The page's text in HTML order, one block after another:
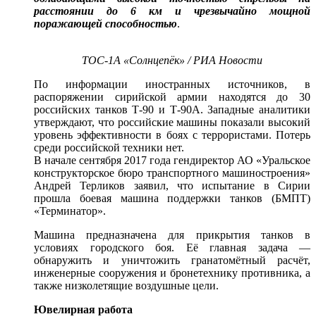
расстоянии до 6 км и чрезвычайно мощной
поражающей способностью.
ТОС-1А «Солнцепёк» / РИА Новости
По информации иностранных источников, в
распоряжении сирийской армии находятся до 30
российских танков Т-90 и Т-90А. Западные аналитики
утверждают, что российские машины показали высокий
уровень эффективности в боях с террористами. Потерь
среди российской техники нет.
В начале сентября 2017 года гендиректор АО «Уральское
конструкторское бюро транспортного машиностроения»
Андрей Терликов заявил, что испытание в Сирии
прошла боевая машина поддержки танков (БМПТ)
«Терминатор».
Машина предназначена для прикрытия танков в
условиях городского боя. Её главная задача —
обнаружить и уничтожить гранатомётный расчёт,
инженерные сооружения и бронетехнику противника, а
также низколетящие воздушные цели.
Ювелирная работа